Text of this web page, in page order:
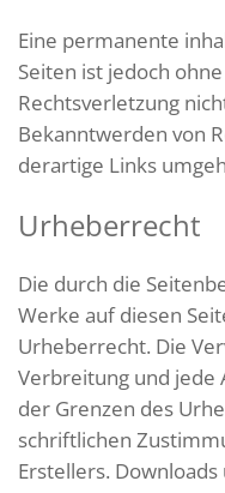
Eine permanente
Seiten ist jedoch
Rechtsverletzung
Bekanntwerden von
derartige Links
Urheberrecht
Die durch die
Werke auf diesen
Urheberrecht. Die
Verbreitung und
der Grenzen des
schriftlichen
Erstellers.